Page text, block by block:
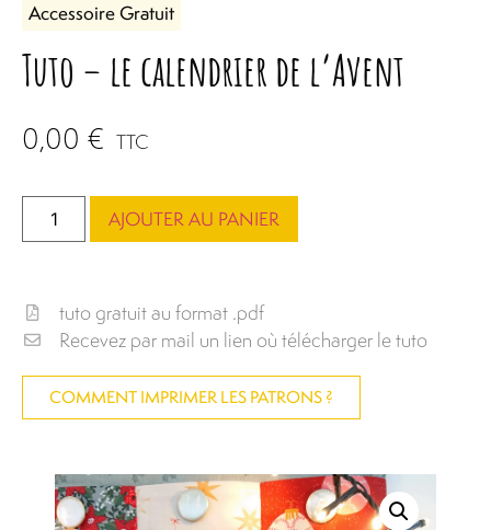
AccessoireGratuit
Tuto – le calendrier de l’Avent
0,00 € TTC
AJOUTER AU PANIER
tuto gratuit au format .pdf
Recevez par mail un lien où télécharger le tuto
COMMENT IMPRIMER LES PATRONS ?